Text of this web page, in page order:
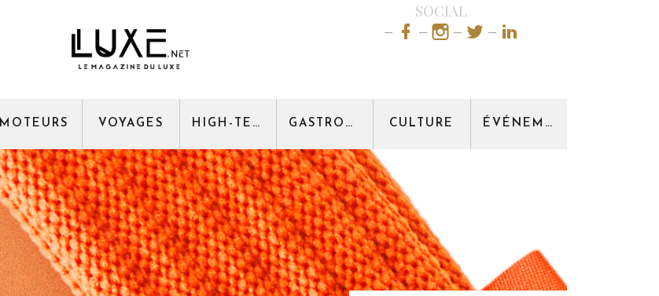
SOCIAL
MOTEURS VOYAGES HIGH-TECH GASTRONOMIE CULTURE ÉVÉNEMENT